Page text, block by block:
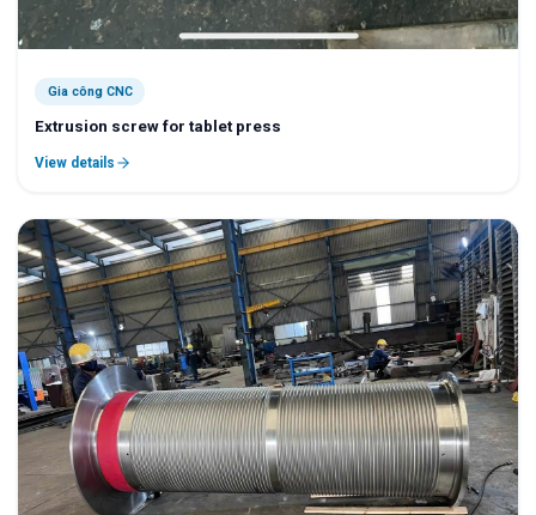
Gia công CNC
Extrusion screw for tablet press
View details